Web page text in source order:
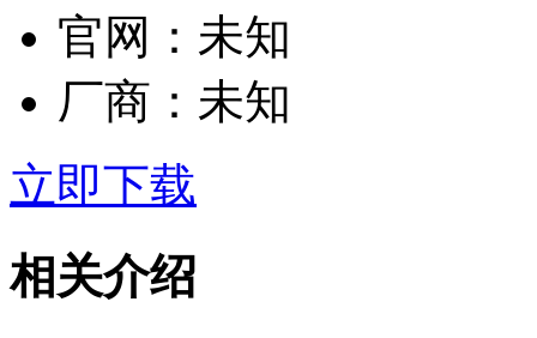
官网： 未知
厂商： 未知
立即下载
相关介绍